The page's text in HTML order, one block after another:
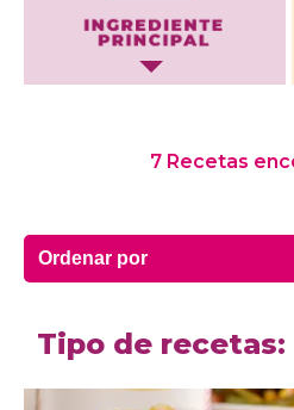
7 Recetas
Tipo de